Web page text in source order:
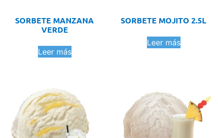
SORBETE MANZANA
VERDE
Leer más
SORBETE MOJITO 2.5L
Leer más